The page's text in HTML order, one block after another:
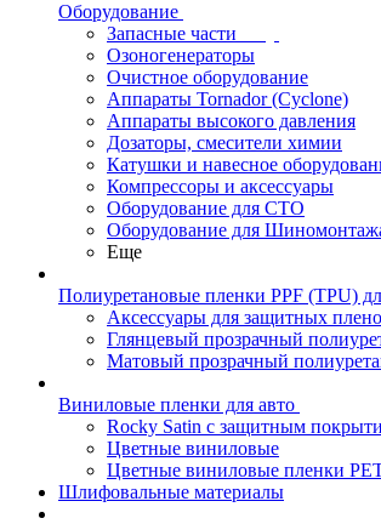
Оборудование
Запасные части
Озоногенераторы
Очистное оборудование
Аппараты Tornador (Cyclone)
Аппараты высокого давления
Дозаторы, смесители химии
Катушки и навесное
Компрессоры и аксессуары
Оборудование для СТО
Оборудование для
Еще
Полиуретановые пленки PPF (TPU)
Аксессуары для защитных
Глянцевый прозрачный
Матовый прозрачный
Виниловые пленки для авто
Rocky Satin с защитным
Цветные виниловые
Цветные виниловые пленки
Шлифовальные материалы